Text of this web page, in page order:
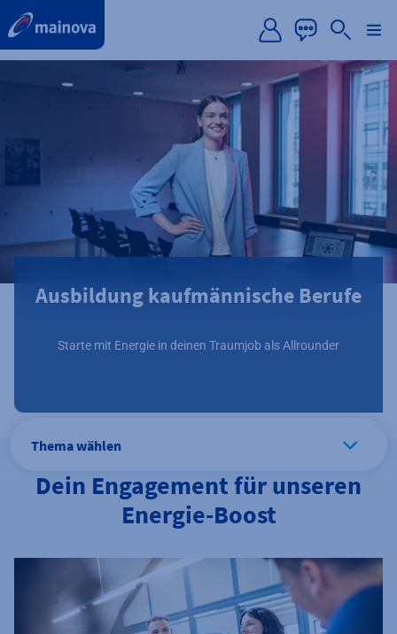
Ausbildung kaufmännische Berufe
Starte mit Energie in deinen Traumjob als Allrounder
Thema wählen
Dein Engagement für unseren
Energie-Boost